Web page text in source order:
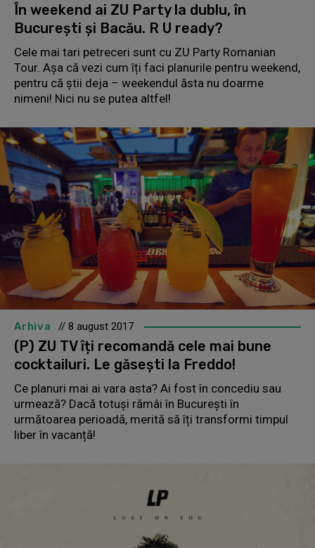
În weekend ai ZU Party la dublu, în
București și Bacău. R U ready?
Cele mai tari petreceri sunt cu ZU Party Romanian
Tour. Așa că vezi cum îți faci planurile pentru weekend,
pentru că știi deja – weekendul ăsta nu doarme
nimeni! Nici nu se putea altfel!
Arhiva // 8 august 2017
(P) ZU TV îți recomandă cele mai bune
cocktailuri. Le găsești la Freddo!
Ce planuri mai ai vara asta? Ai fost în concediu sau
urmează? Dacă totuși rămâi în București în
următoarea perioadă, merită să îți transformi timpul
liber în vacanță!